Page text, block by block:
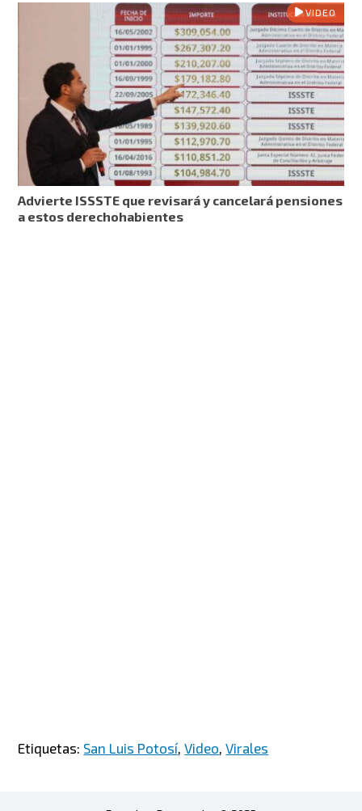
VIDEO
Advierte ISSSTE que revisará y cancelará pensiones
a estos derechohabientes
Etiquetas: San Luis Potosí,Video,Virales